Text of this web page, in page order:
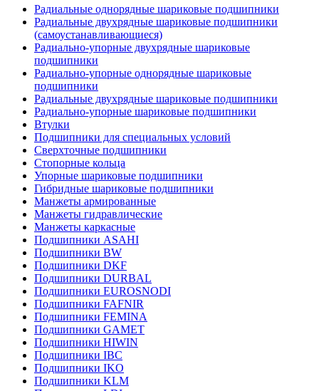
Радиальные однорядные шариковые подшипники
Радиальные двухрядные шариковые подшипники
(самоустанавливающиеся)
Радиально-упорные двухрядные шариковые
подшипники
Радиально-упорные однорядные шариковые
подшипники
Радиальные двухрядные шариковые подшипники
Радиально-упорные шариковые подшипники
Втулки
Подшипники для специальных условий
Сверхточные подшипники
Стопорные кольца
Упорные шариковые подшипники
Гибридные шариковые подшипники
Манжеты армированные
Манжеты гидравлические
Манжеты каркасные
Подшипники ASAHI
Подшипники BW
Подшипники DKF
Подшипники DURBAL
Подшипники EUROSNODI
Подшипники FAFNIR
Подшипники FEMINA
Подшипники GAMET
Подшипники HIWIN
Подшипники IBC
Подшипники IKO
Подшипники KLM